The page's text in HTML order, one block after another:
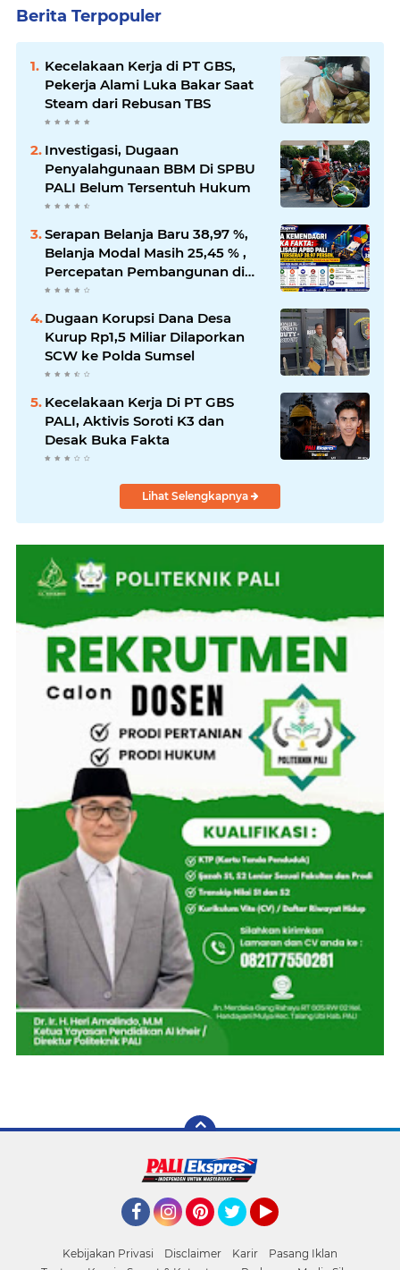
Berita Terpopuler
Kecelakaan Kerja di PT GBS,
Pekerja Alami Luka Bakar Saat
Steam dari Rebusan TBS
Investigasi, Dugaan
Penyalahgunaan BBM Di SPBU
PALI Belum Tersentuh Hukum
Serapan Belanja Baru 38,97 %,
Belanja Modal Masih 25,45 % ,
Percepatan Pembangunan di
PALI Dipertanyakan
Dugaan Korupsi Dana Desa
Kurup Rp1,5 Miliar Dilaporkan
SCW ke Polda Sumsel
Kecelakaan Kerja Di PT GBS
PALI, Aktivis Soroti K3 dan
Desak Buka Fakta
Lihat Selengkapnya
Kebijakan Privasi Disclaimer Karir
Pasang Iklan